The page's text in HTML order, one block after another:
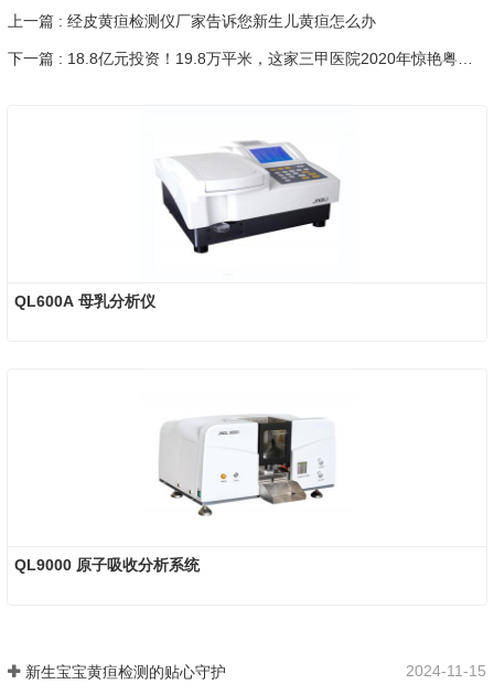
上一篇 : 经皮黄疸检测仪厂家告诉您新生儿黄疸怎么办
QL600A 母乳分析仪
QL9000 原子吸收分析系统
新生宝宝黄疸检测的贴心守护 2024-11-15